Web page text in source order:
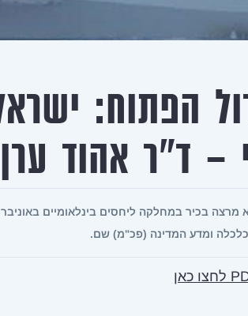
הפתוח:
– ד"ר אהוד ערן
מרצה בכיר במחלקה ליחסים בינלאומיים
כלכלה ומדע המדינה (פכ"מ) שם.